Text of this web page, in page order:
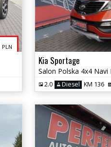
PLN
Kia Sportage
2.0 Diesel KM 136